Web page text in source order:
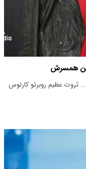
همسرش
ثروت عظیم روبرتو کارلوس